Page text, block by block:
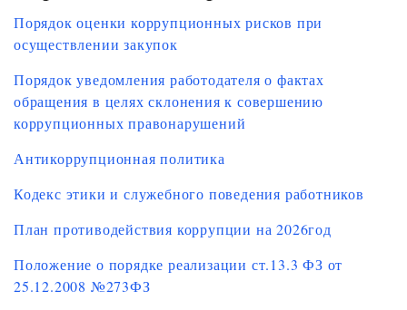
Порядок оценки коррупционных рисков при
осуществлении закупок
Порядок уведомления работодателя о фактах
обращения в целях склонения к совершению
коррупционных правонарушений
Антикоррупционная политика
Кодекс этики и служебного поведения работников
План противодействия коррупции на 2026год
Положение о порядке реализации ст.13.3 ФЗ от
25.12.2008 №273ФЗ